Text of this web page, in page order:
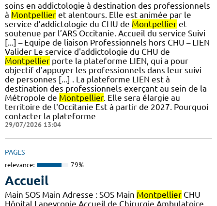
soins en addictologie à destination des professionnels
à Montpellier et alentours. Elle est animée par le
service d’addictologie du CHU de Montpellier et
soutenue par l’ARS Occitanie. Accueil du service Suivi
[...] – Equipe de liaison Professionnels hors CHU – LIEN
Valider Le service d'addictologie du CHU de
Montpellier porte la plateforme LIEN, qui a pour
objectif d'appuyer les professionnels dans leur suivi
de personnes [...] . La plateforme LIEN est à
destination des professionnels exerçant au sein de la
Métropole de Montpellier. Elle sera élargie au
territoire de l'Occitanie Est à partir de 2027. Pourquoi
contacter la plateforme
29/07/2026 13:04
PAGES
relevance: 79%
Accueil
Main SOS Main Adresse : SOS Main Montpellier CHU
Hôpital Lapeyronie Accueil de Chirurgie Ambulatoire